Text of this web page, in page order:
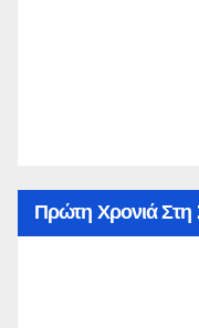
Πρώτη Χρονιά Στη